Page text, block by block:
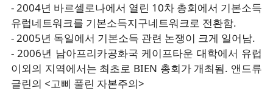
- 2004년 바르셀로나에서 열린 10차 총회에서 기본소득
유럽네트워크를 기본소득지구네트워크로 전환함.
- 2005년 독일에서 기본소득 관련 논쟁이 크게 일어남.
- 2006년 남아프리카공화국 케이프타운 대학에서 유럽
이외의 지역에서는 최초로 BIEN 총회가 개최됨. 앤드류
글린의 <고삐 풀린 자본주의>